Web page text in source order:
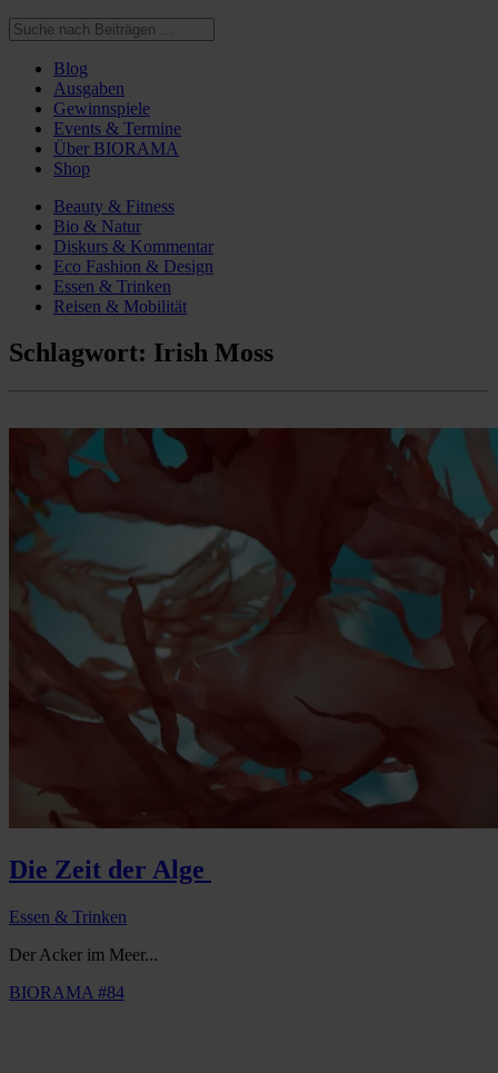
Blog
Ausgaben
Gewinnspiele
Events & Termine
Über BIORAMA
Shop
Beauty & Fitness
Bio & Natur
Diskurs & Kommentar
Eco Fashion & Design
Essen & Trinken
Reisen & Mobilität
Schlagwort: Irish Moss
Die Zeit der Alge
Essen & Trinken
Der Acker im Meer...
BIORAMA #84